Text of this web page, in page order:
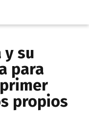
y su
para
propios